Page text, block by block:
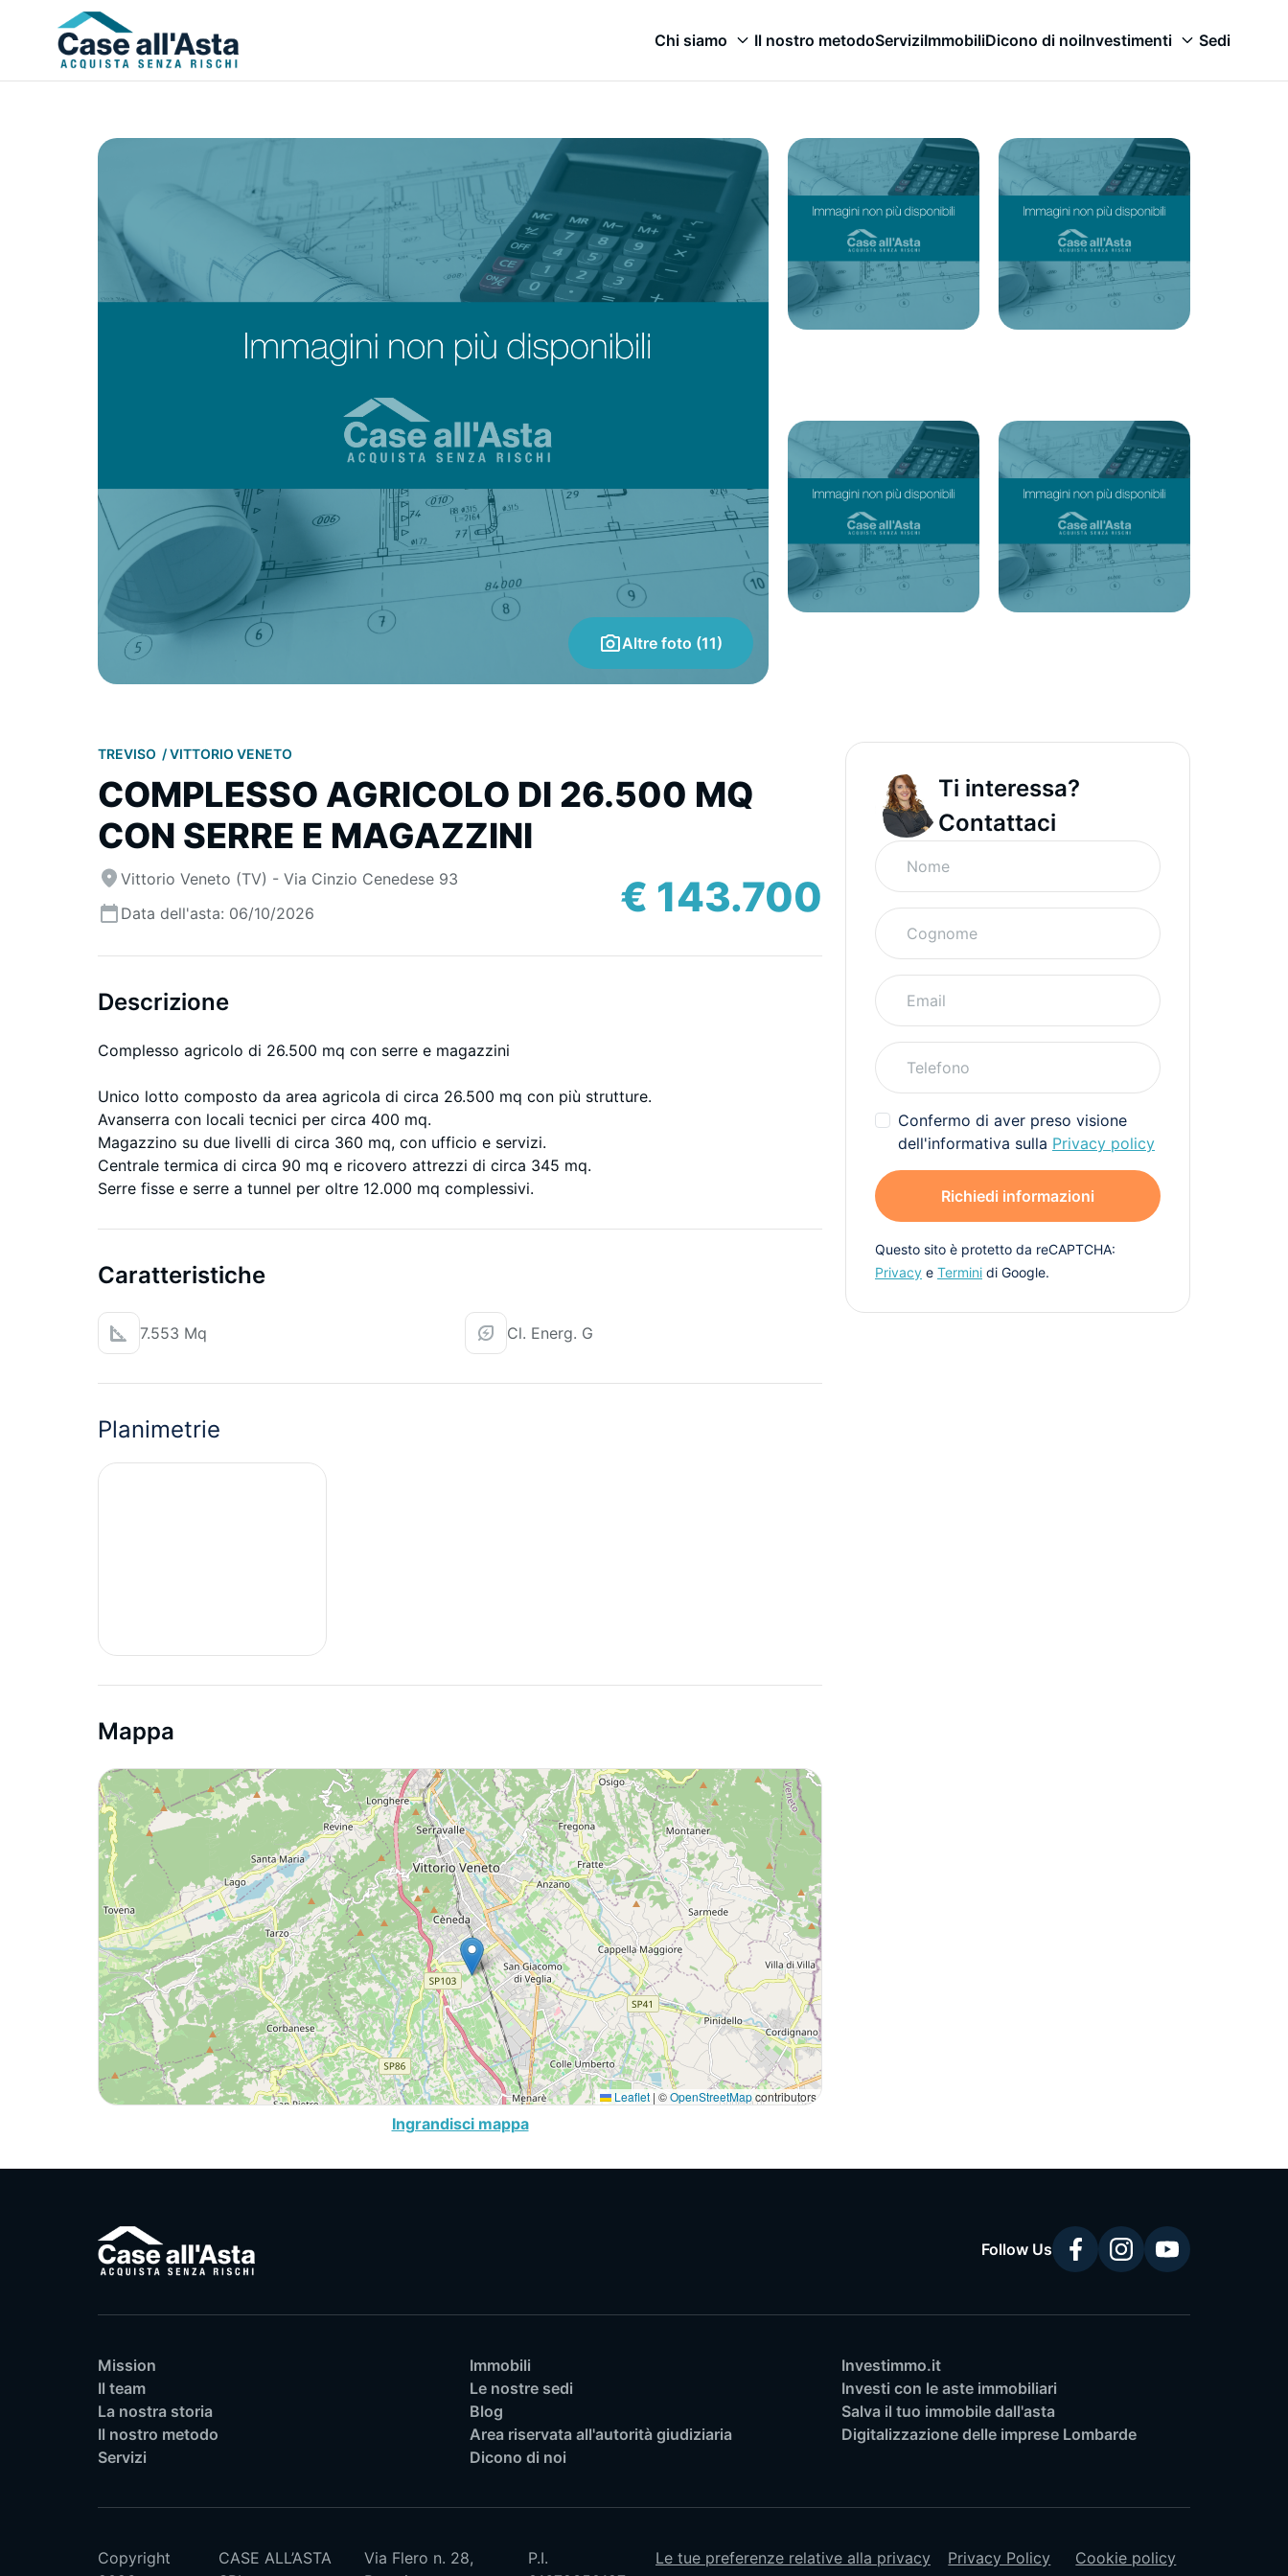
Chi siamo Il nostro metodoServiziImmobiliDicono di noiInvestimenti Sedi
Altre foto (11)
TREVISO VITTORIO VENETO
COMPLESSO AGRICOLO DI 26.500 MQ
CON SERRE E MAGAZZINI
Vittorio Veneto (TV) - Via Cinzio Cenedese 93
Data dell'asta: 06/10/2026
€ 143.700
Descrizione
Complesso agricolo di 26.500 mq con serre e magazzini
Unico lotto composto da area agricola di circa 26.500 mq con più strutture.
Avanserra con locali tecnici per circa 400 mq.
Magazzino su due livelli di circa 360 mq, con ufficio e servizi.
Centrale termica di circa 90 mq e ricovero attrezzi di circa 345 mq.
Serre fisse e serre a tunnel per oltre 12.000 mq complessivi.
Caratteristiche
7.553 Mq Cl. Energ. G
Planimetrie
Mappa
Leaflet | ©OpenStreetMapcontributors
Ingrandisci mappa
Ti interessa?
Contattaci
Confermo di aver preso visione
dell'informativa sulla Privacy policy
Richiedi informazioni
Questo sito è protetto da reCAPTCHA:
Privacy e Termini di Google.
Follow Us
Mission
Il team
La nostra storia
Il nostro metodo
Servizi
Immobili
Le nostre sedi
Blog
Area riservata all'autorità giudiziaria
Dicono di noi
Investimmo.it
Investi con le aste immobiliari
Salva il tuo immobile dall'asta
Digitalizzazione delle imprese Lombarde
Copyright
CASE ALL’ASTA
Via Flero n. 28,
P.I.
Le tue preferenze relative alla privacy Privacy Policy Cookie policy